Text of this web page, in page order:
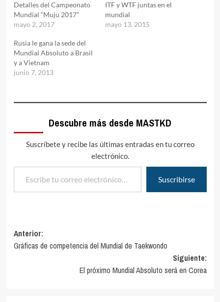
Detalles del Campeonato
Mundial “Muju 2017”
mayo 2, 2017
ITF y WTF juntas en el
mundial
mayo 13, 2015
Rusia le gana la sede del
Mundial Absoluto a Brasil
y a Vietnam
junio 7, 2013
Descubre más desde MASTKD
Suscríbete y recibe las últimas entradas en tu correo
electrónico.
Escribe tu correo electrónico…
Suscribirse
Navegación
de
Anterior:
Gráficas de competencia del Mundial de Taekwondo
Siguiente:
El próximo Mundial Absoluto será en Corea